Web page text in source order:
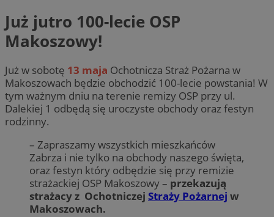
Już jutro 100-lecie OSP
Makoszowy!
Już w sobotę 13 maja Ochotnicza Straż Pożarna w
Makoszowach będzie obchodzić 100-lecie powstania! W
tym ważnym dniu na terenie remizy OSP przy ul.
Dalekiej 1 odbędą się uroczyste obchody oraz festyn
rodzinny.
– Zapraszamy wszystkich mieszkańców
Zabrza i nie tylko na obchody naszego święta,
oraz festyn który odbędzie się przy remizie
strażackiej OSP Makoszowy – przekazują
strażacy z Ochotniczej Straży Pożarnej w
Makoszowach.